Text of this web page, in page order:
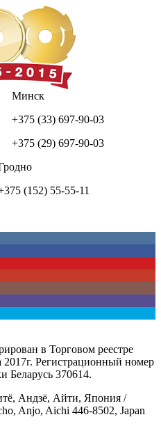
Минск
+375 (33) 697-90-03
+375 (29) 697-90-03
(152) 55-55-11
в Торговом реестре
2017г. Регистрационный номер
Беларусь 370614.
Андзё, Айти, Япония /
Anjo, Aichi 446-8502, Japan